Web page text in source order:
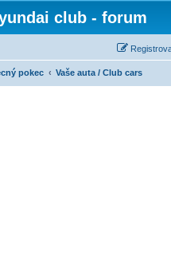
club - forum
pokec Vaše auta / Club cars